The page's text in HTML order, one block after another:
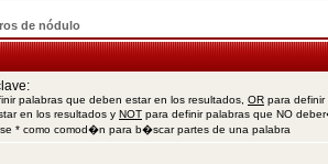
de nódulo
palabras que deben estar en los resultados, OR para definir
en los resultados y NOT para definir palabras que NO
* como comod�n para b�scar partes de una palabra